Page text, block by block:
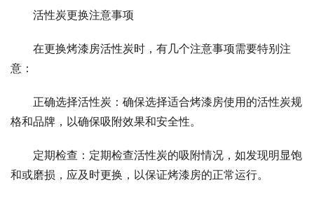
活性炭更换注意事项
在更换烤漆房活性炭时，有几个注意事项需要特别注
意：
正确选择活性炭：确保选择适合烤漆房使用的活性炭规
格和品牌，以确保吸附效果和安全性。
定期检查：定期检查活性炭的吸附情况，如发现明显饱
和或磨损，应及时更换，以保证烤漆房的正常运行。